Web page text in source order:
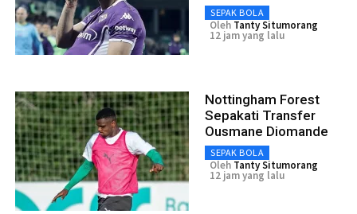
SEPAK BOLA
Oleh Tanty Situmorang
12 jam yang lalu
Nottingham Forest
Sepakati Transfer
Ousmane Diomande
SEPAK BOLA
Oleh Tanty Situmorang
12 jam yang lalu